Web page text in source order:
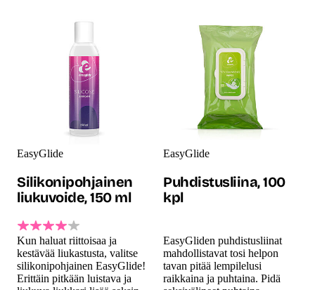
EasyGlide
Silikonipohjainen
liukuvoide, 150 ml
Kun haluat riittoisaa ja
kestävää liukastusta, valitse
silikonipohjainen EasyGlide!
Erittäin pitkään luistava ja
EasyGlide
Puhdistusliina, 100
kpl
EasyGliden puhdistusliinat
mahdollistavat tosi helpon
tavan pitää lempilelusi
raikkaina ja puhtaina. Pidä